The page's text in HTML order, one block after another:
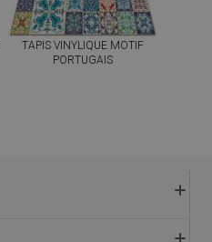
TAPIS VINYLIQUE MOTIF
PORTUGAIS